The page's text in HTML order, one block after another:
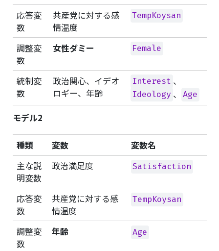
応答変
数
共産党に対する感
情温度
TempKoysan
調整変
数
女性ダミー Female
統制変
数
政治関心、イデオ
ロギー、年齢
Interest 、
Ideology 、 Age
モデル2
種類 変数
変数名
主な説
明変数
政治満足度 Satisfaction
応答変
数
共産党に対する感
情温度
TempKoysan
調整変
数
年齢 Age